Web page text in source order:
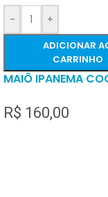
- +
ADICIONAR
CARRINHO
MAIÔ IPANEMA
R$ 160,00